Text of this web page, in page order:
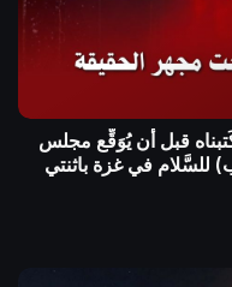
قبل أن يُوَقِّع مجلس
للسَّلام في غزة باثنتي